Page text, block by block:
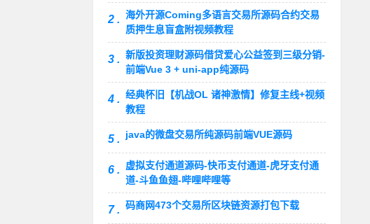
2 . 海外开源Coming多语言交易所源码合约交易
质押生息盲盒附视频教程
3 . 新版投资理财源码借贷爱心公益签到三级分销-
前端Vue 3 + uni-app纯源码
4 . 经典怀旧【机战OL 诸神激情】修复主线+视频
教程
5 . java的微盘交易所纯源码前端VUE源码
6 .
虚拟支付通道源码-快币支付通道-虎牙支付通
道-斗鱼鱼翅-哔哩哔哩等
7 . 码商网473个交易所区块链资源打包下载